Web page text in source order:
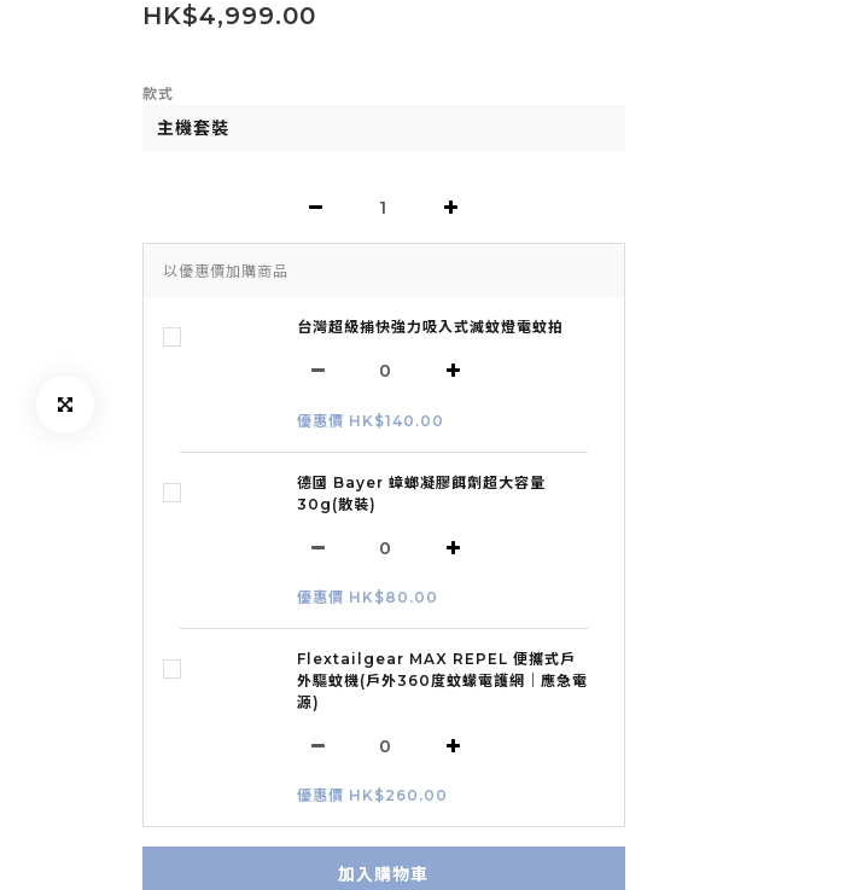
HK$4,999.00
款式
以優惠價加購商品
台灣超級捕快強力吸入式滅蚊燈電蚊拍
優惠價 HK$140.00
德國 Bayer 蟑螂凝膠餌劑超大容量
30g(散裝)
優惠價 HK$80.00
Flextailgear MAX REPEL 便攜式戶
外驅蚊機(戶外360度蚊蠓電護網｜應急電
源)
優惠價 HK$260.00
加入購物車